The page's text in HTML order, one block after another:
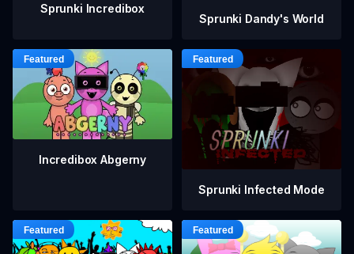
Sprunki Incredibox
Sprunki Dandy's World
Incredibox Abgerny
Sprunki Infected Mode